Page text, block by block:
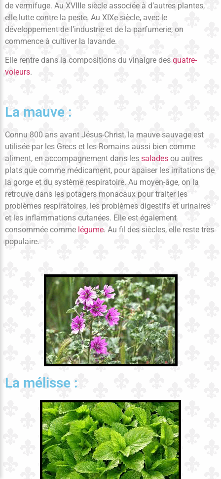
de vermifuge. Au XVIIIe siècle associée à d’autres plantes,
elle lutte contre la peste. Au XIXe siècle, avec le
développement de l’industrie et de la parfumerie, on
commence à cultiver la lavande.
Elle rentre dans la compositions du vinaigre des quatre-
voleurs.
La mauve :
Connu 800 ans avant Jésus-Christ, la mauve sauvage est
utilisée par les Grecs et les Romains aussi bien comme
aliment, en accompagnement dans les salades ou autres
plats que comme médicament, pour apaiser les irritations de
la gorge et du système respiratoire. Au moyen-âge, on la
retrouve dans les potagers monacaux pour traiter les
problèmes respiratoires, les problèmes digestifs et urinaires
et les inflammations cutanées. Elle est également
consommée comme légume. Au fil des siècles, elle reste très
populaire.
La mélisse :